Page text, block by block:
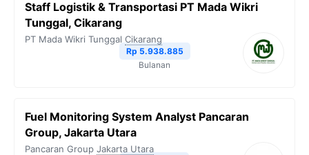
Staff Logistik & Transportasi PT Mada Wikri
Tunggal, Cikarang
PT Mada Wikri Tunggal Cikarang
Rp 5.938.885
Bulanan
Fuel Monitoring System Analyst Pancaran
Group, Jakarta Utara
Pancaran Group Jakarta Utara